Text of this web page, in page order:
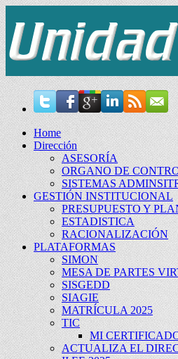
Home
Dirección
ASESORÍA
ORGANO DE
SISTEMAS
GESTIÓN INSTITUCIONAL
PRESUPUESTO Y
ESTADISTICA
RACIONALIZACIÓN
PLATAFORMAS
SIMON
MESA DE PARTES
SISGEDD
SIAGIE
MATRÍCULA 2025
TIC
MI
ACTUALIZA EL